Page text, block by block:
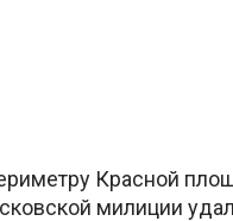
Красной
милиции